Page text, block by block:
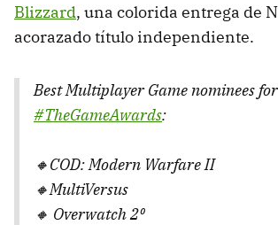
Blizzard, una colorida entrega de
acorazado título independiente.
Best Multiplayer Game nominees for
#TheGameAwards:
🔸COD: Modern Warfare II
🔸MultiVersus
🔸 Overwatch 2⁰